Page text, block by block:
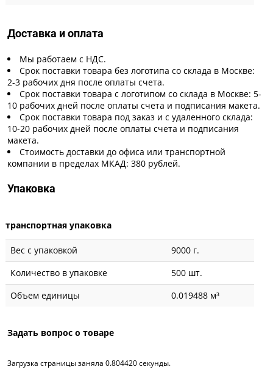
Доставка и оплата
Мы работаем с НДС.
Срок поставки товара без логотипа со склада в Москве:
2-3 рабочих дня после оплаты счета.
Срок поставки товара с логотипом со склада в Москве: 5-
10 рабочих дней после оплаты счета и подписания макета.
Срок поставки товара под заказ и с удаленного склада:
10-20 рабочих дней после оплаты счета и подписания
макета.
Стоимость доставки до офиса или транспортной
компании в пределах МКАД: 380 рублей.
Упаковка
транспортная упаковка
Вес с упаковкой
9000 г.
Количество в упаковке
500 шт.
Объем единицы
0.019488 м³
Задать вопрос о товаре
Загрузка страницы заняла 0.804420 секунды.